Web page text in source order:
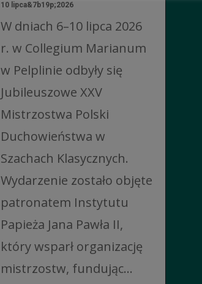
10 lipca&7b19p;2026
W dniach 6–10 lipca 2026
r. w Collegium Marianum
w Pelplinie odbyły się
Jubileuszowe XXV
Mistrzostwa Polski
Duchowieństwa w
Szachach Klasycznych.
Wydarzenie zostało objęte
patronatem Instytutu
Papieża Jana Pawła II,
który wsparł organizację
mistrzostw, fundując...